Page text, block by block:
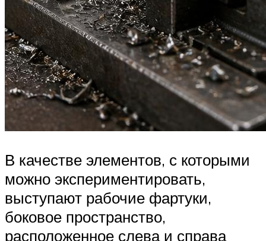
В качестве элементов, с которыми
можно экспериментировать,
выступают рабочие фартуки,
боковое пространство,
расположенное слева и справа